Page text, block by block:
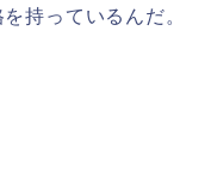
持っているんだ。